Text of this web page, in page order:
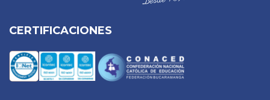
CERTIFICACIONES